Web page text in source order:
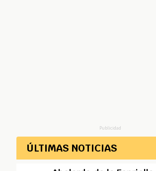
Publicidad
ÚLTIMAS NOTICIAS